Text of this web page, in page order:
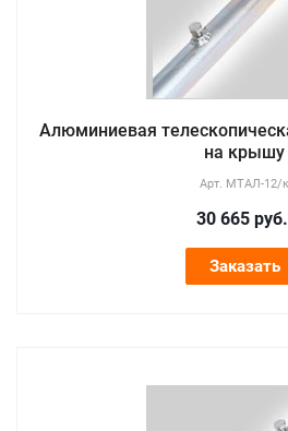
Алюминиевая
на крышу
Арт. МТАЛ-12/к
30 665 руб.
Заказать